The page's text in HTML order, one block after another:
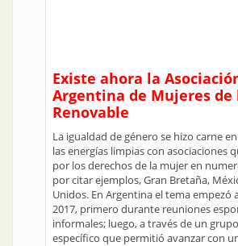
Existe ahora la
Argentina de Mujeres de
Renovable
La igualdad de género se hizo carne
las energías limpias con asociaciones
por los derechos de la mujer en
por citar ejemplos, Gran Bretaña,
Unidos. En Argentina el tema empezó
2017, primero durante reuniones
informales; luego, a través de un
específico que permitió avanzar con